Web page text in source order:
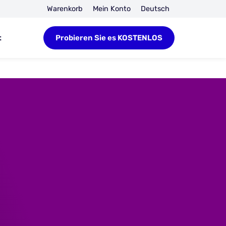
Warenkorb Mein Konto Deutsch
Probieren Sie es KOSTENLOS